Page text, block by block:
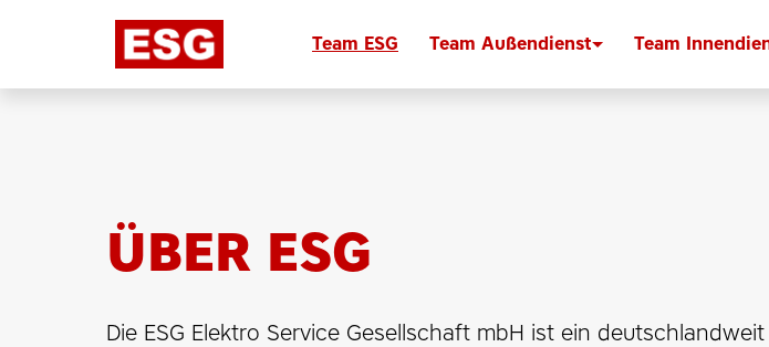
Startseite
Team ESG Team Außendienst Team
ÜBER ESG
Die ESG Elektro Service Gesellschaft mbH ist ein